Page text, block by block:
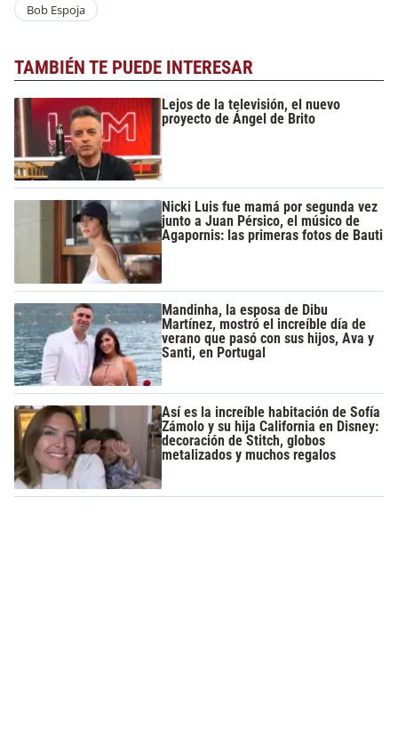
Bob Espoja
TAMBIÉN TE PUEDE INTERESAR
Lejos de la televisión, el nuevo
proyecto de Ángel de Brito
Nicki Luis fue mamá por segunda vez
junto a Juan Pérsico, el músico de
Agapornis: las primeras fotos de Bauti
Mandinha, la esposa de Dibu
Martínez, mostró el increíble día de
verano que pasó con sus hijos, Ava y
Santi, en Portugal
Así es la increíble habitación de Sofía
Zámolo y su hija California en Disney:
decoración de Stitch, globos
metalizados y muchos regalos